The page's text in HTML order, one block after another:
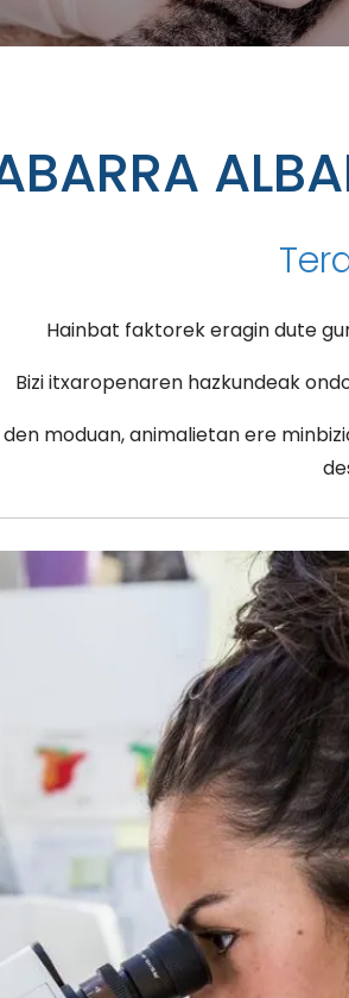
Hainbat faktorek eragin dute
Bizi itxaropenaren hazkundeak
moduan, animalietan ere